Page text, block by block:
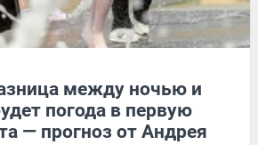
между ночью и
погода в первую
— прогноз от Андрея